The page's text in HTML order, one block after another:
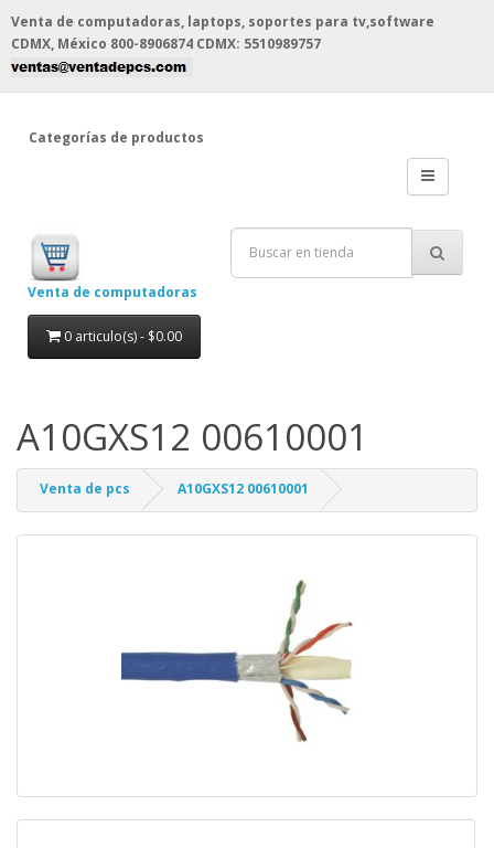
Venta de computadoras, laptops, soportes para tv,software
CDMX, México 800-8906874 CDMX: 5510989757
Categorías de productos
Venta de computadoras
0 articulo(s) - $0.00
A10GXS12 00610001
Venta de pcs A10GXS12 00610001